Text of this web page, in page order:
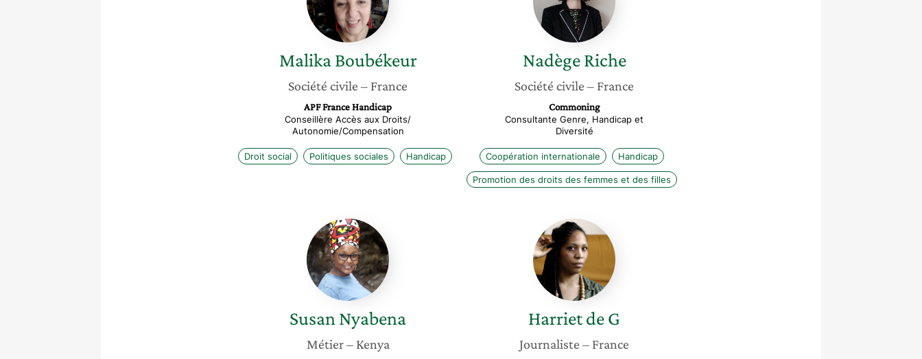
Malika Boubékeur
Société civile – France
APF France Handicap
Conseillère Accès aux Droits/
Autonomie/Compensation
Droit social Politiques sociales Handicap
Nadège Riche
Société civile – France
Commoning
Consultante Genre, Handicap et
Diversité
Coopération internationale Handicap
Promotion des droits des femmes et des filles
Susan
Nyabena
Susan Nyabena
Métier – Kenya
Harriet
de
G
Harrietde G
Journaliste – France